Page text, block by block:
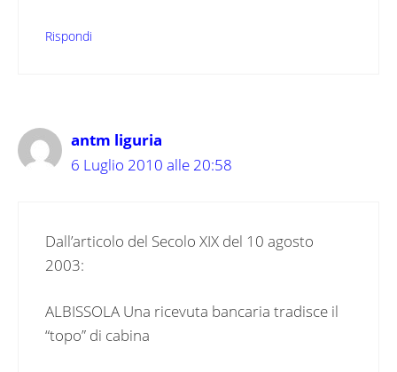
Rispondi
antm liguria
6 Luglio 2010 alle 20:58
Dall’articolo del Secolo XIX del 10 agosto
2003:
ALBISSOLA Una ricevuta bancaria tradisce il
“topo” di cabina